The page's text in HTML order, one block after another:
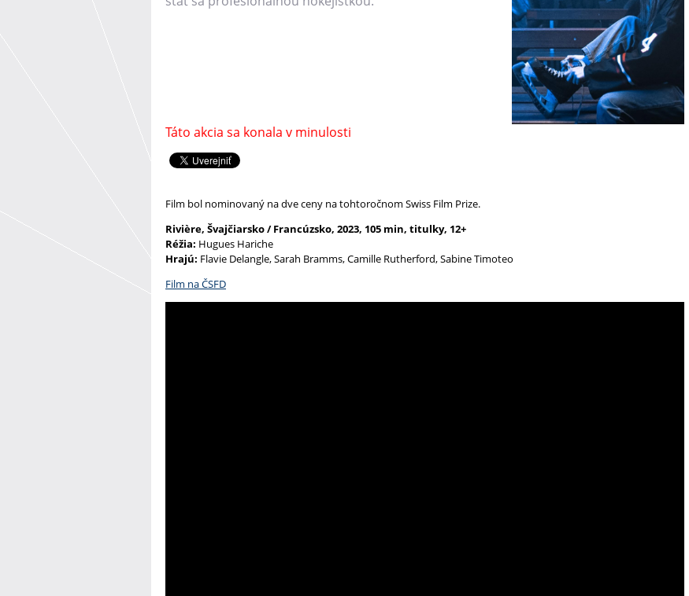
Táto akcia sa konala v minulosti
Film bol nominovaný na dve ceny na tohtoročnom Swiss Film Prize.
Rivière, Švajčiarsko / Francúzsko, 2023, 105 min, titulky, 12+
Réžia: Hugues Hariche
Hrajú: Flavie Delangle, Sarah Bramms, Camille Rutherford, Sabine Timoteo
Film na ČSFD